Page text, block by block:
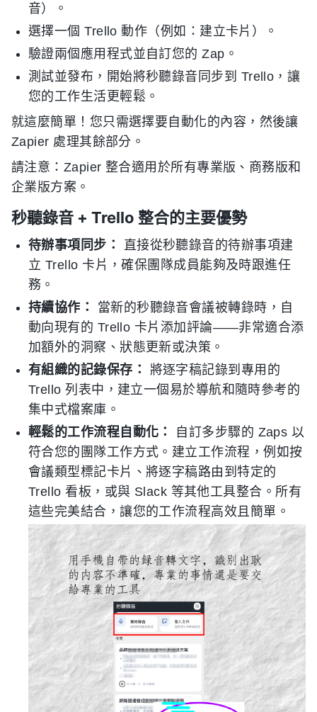
音）。
選擇一個 Trello 動作（例如：建立卡片）。
驗證兩個應用程式並自訂您的 Zap。
測試並發布，開始將秒聽錄音同步到 Trello，讓
您的工作生活更輕鬆。
就這麼簡單！您只需選擇要自動化的內容，然後讓
Zapier 處理其餘部分。
請注意：Zapier 整合適用於所有專業版、商務版和
企業版方案。
秒聽錄音 + Trello 整合的主要優勢
待辦事項同步：
直接從秒聽錄音的待辦事項建
立 Trello 卡片，確保團隊成員能夠及時跟進任
務。
持續協作：
當新的秒聽錄音會議被轉錄時，自
動向現有的 Trello 卡片添加評論——非常適合添
加額外的洞察、狀態更新或決策。
有組織的記錄保存：
將逐字稿記錄到專用的
Trello 列表中，建立一個易於導航和隨時參考的
集中式檔案庫。
輕鬆的工作流程自動化：
自訂多步驟的 Zaps 以
符合您的團隊工作方式。建立工作流程，例如按
會議類型標記卡片、將逐字稿路由到特定的
Trello 看板，或與 Slack 等其他工具整合。所有
這些完美結合，讓您的工作流程高效且簡單。